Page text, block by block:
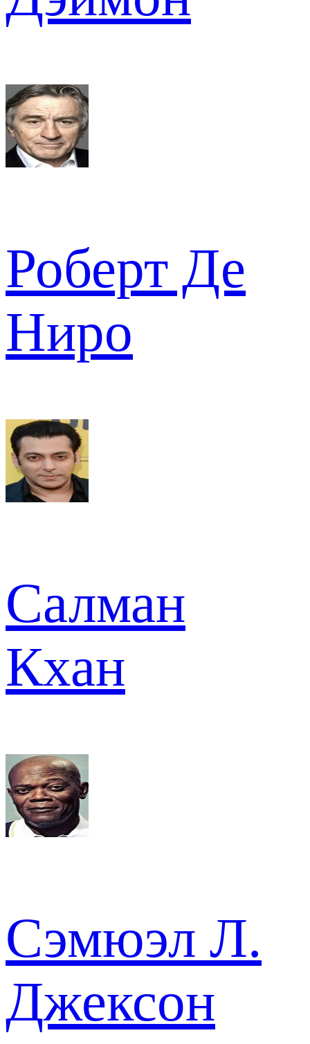
Роберт Де
Ниро
Салман
Кхан
Сэмюэл Л.
Джексон